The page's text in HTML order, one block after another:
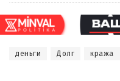
деньги Долг кража